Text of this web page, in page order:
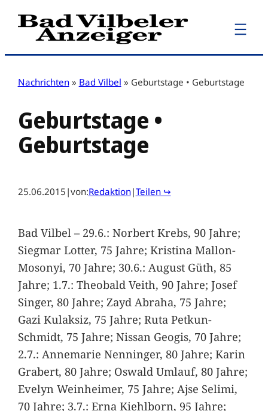
Zum
Inhalt
Nachrichten » Bad Vilbel » Geburtstage • Geburtstage
Geburtstage •
Geburtstage
25.06.2015 |von:Redaktion|Teilen ↪
Bad Vilbel – 29.6.: Norbert Krebs, 90 Jahre;
Siegmar Lotter, 75 Jahre; Kristina Mallon-
Mosonyi, 70 Jahre; 30.6.: August Güth, 85
Jahre; 1.7.: Theobald Veith, 90 Jahre; Josef
Singer, 80 Jahre; Zayd Abraha, 75 Jahre;
Gazi Kulaksiz, 75 Jahre; Ruta Petkun-
Schmidt, 75 Jahre; Nissan Geogis, 70 Jahre;
2.7.: Annemarie Nenninger, 80 Jahre; Karin
Grabert, 80 Jahre; Oswald Umlauf, 80 Jahre;
Evelyn Weinheimer, 75 Jahre; Ajse Selimi,
70 Jahre; 3.7.: Erna Kiehlborn, 95 Jahre;